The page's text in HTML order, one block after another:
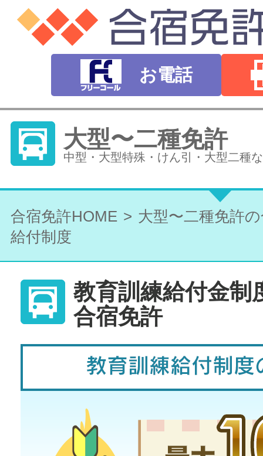
お電話
大型〜二種免許
中型・大型特殊・けん引・大型二種
普通自動車免許
オートマ（AT）・マニュアル（MT）
普通二輪（中型二輪）・大型二輪
普通車+バイク
同時取得
合宿免許HOME
大型〜二種免許
給付制度
教育訓練給付金制
合宿免許